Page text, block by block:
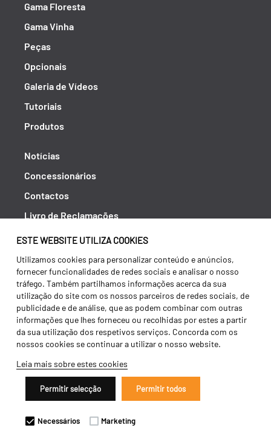
ESTE WEBSITE UTILIZA COOKIES
Utilizamos cookies para personalizar conteúdo e anúncios,
fornecer funcionalidades de redes sociais e analisar o nosso
tráfego. Também partilhamos informações acerca da sua
utilização do site com os nossos parceiros de redes sociais, de
publicidade e de análise, que as podem combinar com outras
informações que lhes forneceu ou recolhidas por estes a partir
da sua utilização dos respetivos serviços. Concorda com os
nossos cookies se continuar a utilizar o nosso website.
Leia mais sobre estes cookies
Permitir selecção Permitir todos
Necessários Marketing
Gama Floresta
Gama Vinha
Peças
Opcionais
Galeria de Vídeos
Tutoriais
Produtos
Notícias
Concessionários
Contactos
Livro de Reclamações
Política de Privacidade
Canal de Denúncias (RGPC)
Termos e condições